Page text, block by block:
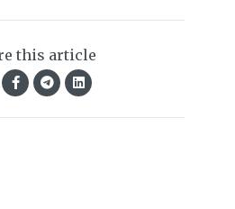
this article